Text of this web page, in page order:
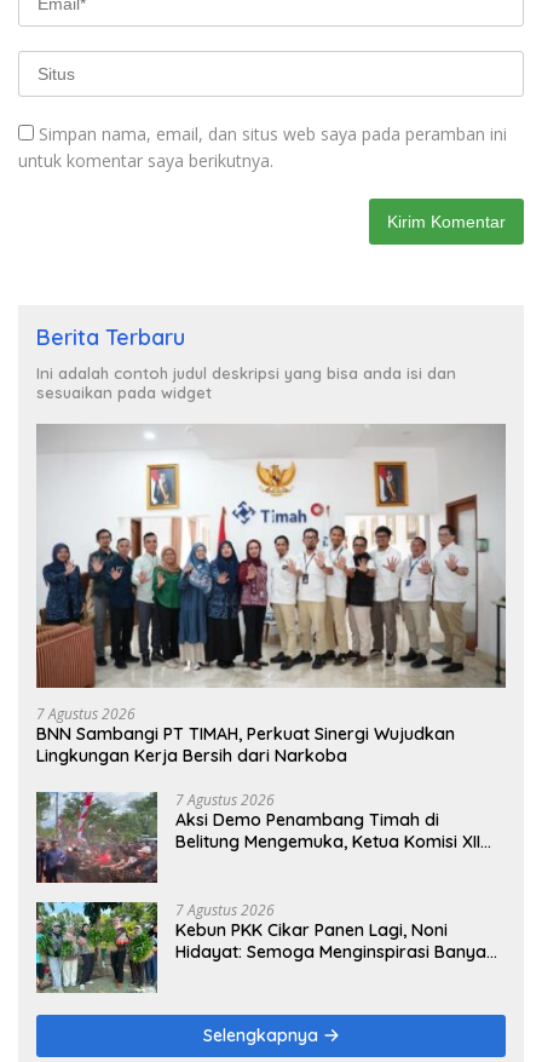
Simpan nama, email, dan situs web saya pada peramban ini
untuk komentar saya berikutnya.
Berita Terbaru
Ini adalah contoh judul deskripsi yang bisa anda isi dan
sesuaikan pada widget
7 Agustus 2026
BNN Sambangi PT TIMAH, Perkuat Sinergi Wujudkan
Lingkungan Kerja Bersih dari Narkoba
7 Agustus 2026
Aksi Demo Penambang Timah di
Belitung Mengemuka, Ketua Komisi XII
7 Agustus 2026
Kebun PKK Cikar Panen Lagi, Noni
Hidayat: Semoga Menginspirasi Banyak
Selengkapnya